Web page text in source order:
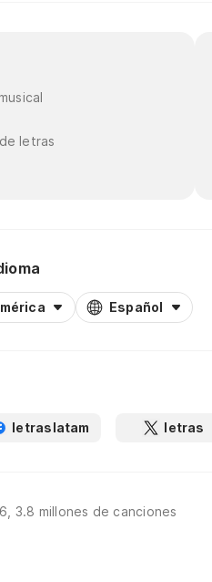
letras
Español
letraslatam letras
3.8 millones de canciones